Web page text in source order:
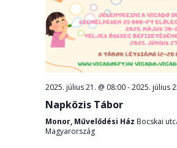
2025. július 21. @ 08:00-2025. július
Napközis Tábor
Monor, Művelődési Ház Bocskai
Magyarország